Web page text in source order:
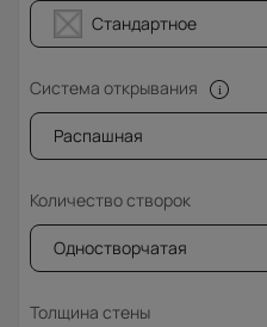
Стандартное
Система открывания
Распашная
Количество створок
Одностворчатая
Толщина стены